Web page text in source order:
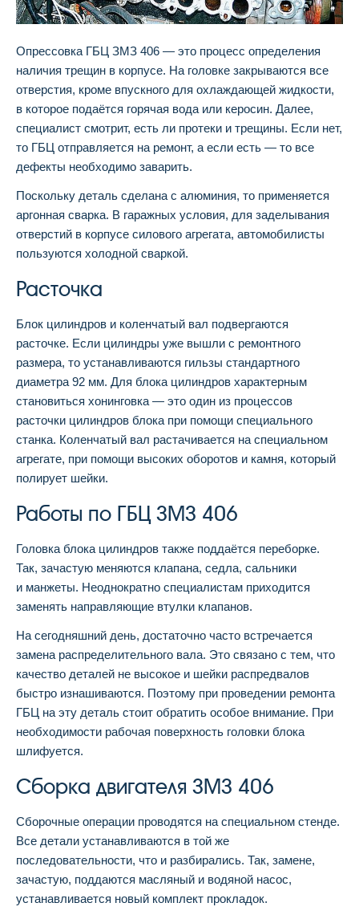
Опрессовка ГБЦ ЗМЗ 406 — это процесс определения
наличия трещин в корпусе. На головке закрываются все
отверстия, кроме впускного для охлаждающей жидкости,
в которое подаётся горячая вода или керосин. Далее,
специалист смотрит, есть ли протеки и трещины. Если нет,
то ГБЦ отправляется на ремонт, а если есть — то все
дефекты необходимо заварить.
Поскольку деталь сделана с алюминия, то применяется
аргонная сварка. В гаражных условия, для заделывания
отверстий в корпусе силового агрегата, автомобилисты
пользуются холодной сваркой.
Расточка
Блок цилиндров и коленчатый вал подвергаются
расточке. Если цилиндры уже вышли с ремонтного
размера, то устанавливаются гильзы стандартного
диаметра 92 мм. Для блока цилиндров характерным
становиться хонинговка — это один из процессов
расточки цилиндров блока при помощи специального
станка. Коленчатый вал растачивается на специальном
агрегате, при помощи высоких оборотов и камня, который
полирует шейки.
Работы по ГБЦ ЗМЗ 406
Головка блока цилиндров также поддаётся переборке.
Так, зачастую меняются клапана, седла, сальники
и манжеты. Неоднократно специалистам приходится
заменять направляющие втулки клапанов.
На сегодняшний день, достаточно часто встречается
замена распределительного вала. Это связано с тем, что
качество деталей не высокое и шейки распредвалов
быстро изнашиваются. Поэтому при проведении ремонта
ГБЦ на эту деталь стоит обратить особое внимание. При
необходимости рабочая поверхность головки блока
шлифуется.
Сборка двигателя ЗМЗ 406
Сборочные операции проводятся на специальном стенде.
Все детали устанавливаются в той же
последовательности, что и разбирались. Так, замене,
зачастую, поддаются масляный и водяной насос,
устанавливается новый комплект прокладок.